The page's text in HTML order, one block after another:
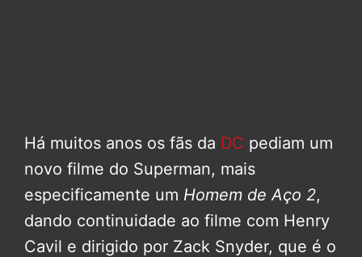
Há muitos anos os fãs da DC pediam um
novo filme do Superman, mais
especificamente um Homem de Aço 2,
dando continuidade ao filme com Henry
Cavil e dirigido por Zack Snyder, que é o